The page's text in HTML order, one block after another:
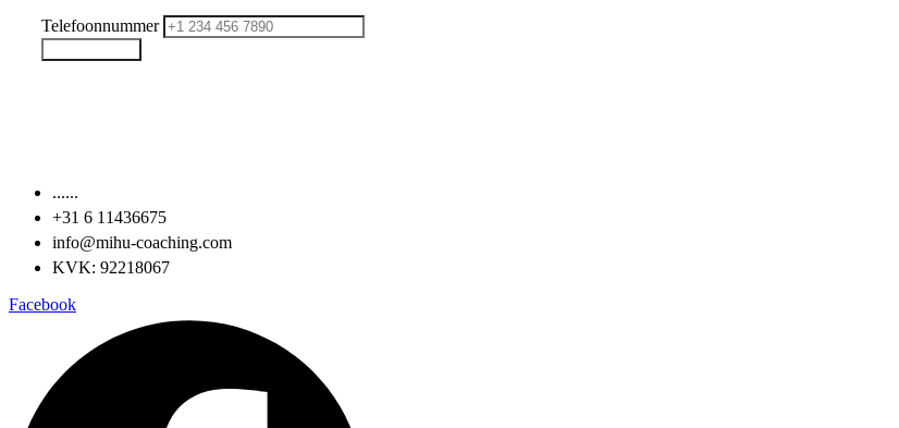
Telefoonnummer
......
‪+31 6 11436675‬
info@mihu-coaching.com
KVK: 92218067
Facebook